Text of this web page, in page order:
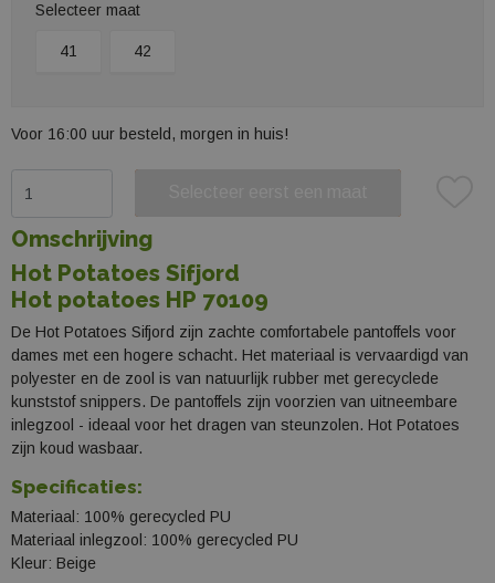
Selecteer maat
41 42
Voor 16:00 uur besteld, morgen in huis!
Omschrijving
Hot Potatoes Sifjord
Hot potatoes HP 70109
De Hot Potatoes Sifjord zijn zachte comfortabele pantoffels voor
dames met een hogere schacht. Het materiaal is vervaardigd van
polyester en de zool is van natuurlijk rubber met gerecyclede
kunststof snippers. De pantoffels zijn voorzien van uitneembare
inlegzool - ideaal voor het dragen van steunzolen. Hot Potatoes
zijn koud wasbaar.
Specificaties:
Materiaal: 100% gerecycled PU
Materiaal inlegzool: 100% gerecycled PU
Kleur: Beige